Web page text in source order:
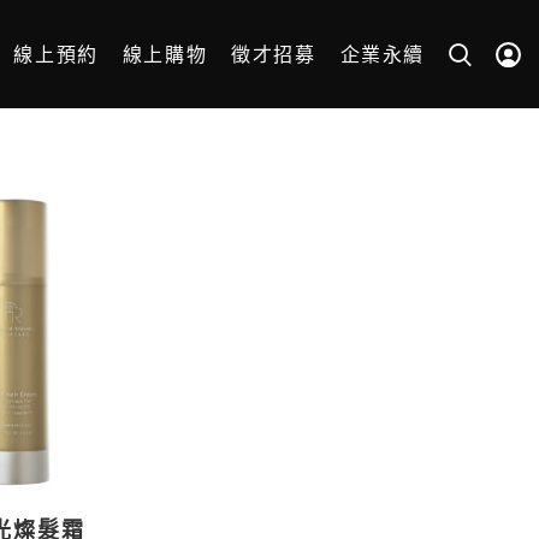
線上預約 線上購物 徵才招募 企業永續
燦髮霜